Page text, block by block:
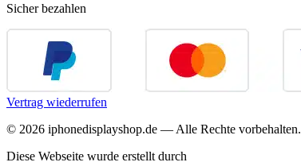
Sicher bezahlen
Vertrag wiederrufen
© 2026 iphonedisplayshop.de — Alle Rechte vorbehalten.
Diese Webseite wurde erstellt durch